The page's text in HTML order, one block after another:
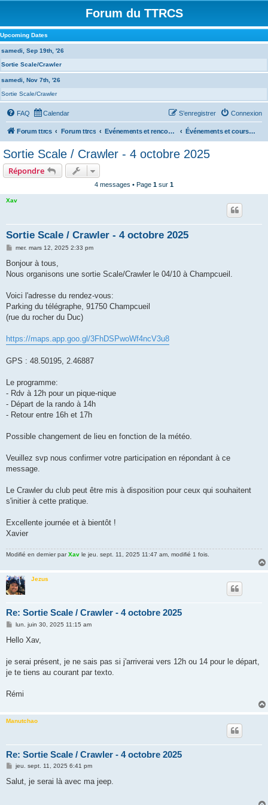
Forum du TTRCS
Upcoming Dates
samedi, Sep 19th, '26
Sortie Scale/Crawler
samedi, Nov 7th, '26
Sortie Scale/Crawler
FAQ Calendar Connexion
S’enregistrer
Forum ttrcs Forum ttrcs Evénements et rencontres Événements et courses EXTERNES
Sortie Scale / Crawler - 4 octobre 2025
Répondre
4 messages • Page 1 sur 1
Xav
Sortie Scale / Crawler - 4 octobre 2025
M
s
a
mer. mars 12, 2025 2:33 pm
Bonjour à tous,
Nous organisons une sortie Scale/Crawler le 04/10 à Champcueil.
Voici l'adresse du rendez-vous:
Parking du télégraphe, 91750 Champcueil
(rue du rocher du Duc)
https://maps.app.goo.gl/3FhDSPwoWf4ncV3u8
GPS : 48.50195, 2.46887
Le programme:
- Rdv à 12h pour un pique-nique
- Départ de la rando à 14h
- Retour entre 16h et 17h
Possible changement de lieu en fonction de la météo.
Veuillez svp nous confirmer votre participation en répondant à ce
message.
Le Crawler du club peut être mis à disposition pour ceux qui souhaitent
s'initier à cette pratique.
Excellente journée et à bientôt !
Xavier
Modifié en dernier parXav le jeu. sept. 11, 2025 11:47 am, modifié 1 fois.
Jezus
Re: Sortie Scale / Crawler - 4 octobre 2025
M
s
g
lun. juin 30, 2025 11:15 am
Hello Xav,
je serai présent, je ne sais pas si j'arriverai vers 12h ou 14 pour le départ,
je te tiens au courant par texto.
Rémi
Manutchao
Re: Sortie Scale / Crawler - 4 octobre 2025
M
s
jeu. sept. 11, 2025 6:41 pm
Salut, je serai là avec ma jeep.